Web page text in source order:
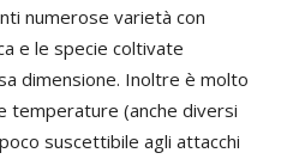
numerose varietà con
e le specie coltivate
dimensione. Inoltre è molto
temperature (anche diversi
suscettibile agli attacchi